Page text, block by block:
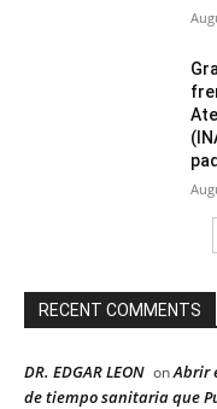
RECENT COMMENTS
DR. EDGAR LEON onAbrir
de tiempo sanitaria que